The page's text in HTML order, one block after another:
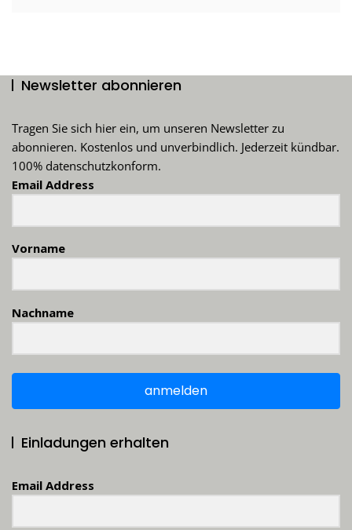
Newsletter abonnieren
Tragen Sie sich hier ein, um unseren Newsletter zu
abonnieren. Kostenlos und unverbindlich. Jederzeit kündbar.
100% datenschutzkonform.
Email Address
Vorname
Nachname
anmelden
Einladungen erhalten
Email Address